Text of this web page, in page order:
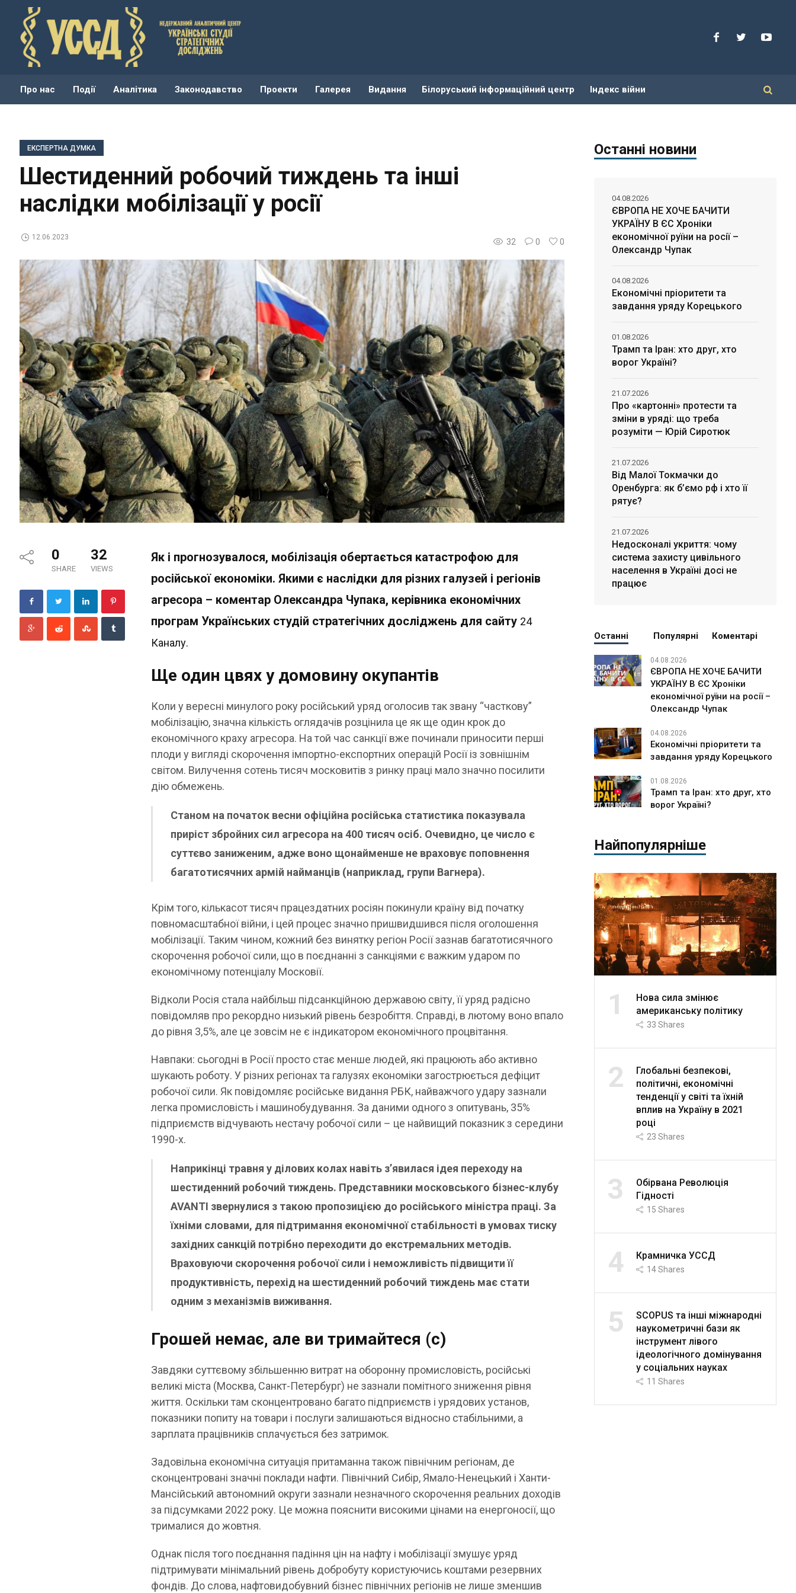
Про нас Події Аналітика Законодавство Проекти Галерея Видання Білоруський інформаційний центр Індекс війни
ЕКСПЕРТНА ДУМКА
Шестиденний робочий тиждень та інші
наслідки мобілізації у росії
32 0 0
12.06.2023
0
SHARE
32
VIEWS
Як і прогнозувалося, мобілізація обертається катастрофою для
російської економіки. Якими є наслідки для різних галузей і регіонів
агресора – коментар Олександра Чупака, керівника економічних
програм Українських студій стратегічних досліджень для сайту 24
Каналу.
Ще один цвях у домовину окупантів
Коли у вересні минулого року російський уряд оголосив так звану “часткову”
мобілізацію, значна кількість оглядачів розцінила це як ще один крок до
економічного краху агресора. На той час санкції вже починали приносити перші
плоди у вигляді скорочення імпортно-експортних операцій Росії із зовнішнім
світом. Вилучення сотень тисяч московитів з ринку праці мало значно посилити
дію обмежень.
Станом на початок весни офіційна російська статистика показувала
приріст збройних сил агресора на 400 тисяч осіб. Очевидно, це число є
суттєво заниженим, адже воно щонайменше не враховує поповнення
багатотисячних армій найманців (наприклад, групи Вагнера).
Крім того, кількасот тисяч працездатних росіян покинули країну від початку
повномасштабної війни, і цей процес значно пришвидшився після оголошення
мобілізації. Таким чином, кожний без винятку регіон Росії зазнав багатотисячного
скорочення робочої сили, що в поєднанні з санкціями є важким ударом по
економічному потенціалу Московії.
Відколи Росія стала найбільш підсанкційною державою світу, її уряд радісно
повідомляв про рекордно низький рівень безробіття. Справді, в лютому воно впало
до рівня 3,5%, але це зовсім не є індикатором економічного процвітання.
Навпаки: сьогодні в Росії просто стає менше людей, які працюють або активно
шукають роботу. У різних регіонах та галузях економіки загострюється дефіцит
робочої сили. Як повідомляє російське видання РБК, найважчого удару зазнали
легка промисловість і машинобудування. За даними одного з опитувань, 35%
підприємств відчувають нестачу робочої сили – це найвищий показник з середини
1990-х.
Наприкінці травня у ділових колах навіть з’явилася ідея переходу на
шестиденний робочий тиждень. Представники московського бізнес-клубу
AVANTI звернулися з такою пропозицією до російського міністра праці. За
їхніми словами, для підтримання економічної стабільності в умовах тиску
західних санкцій потрібно переходити до екстремальних методів.
Враховуючи скорочення робочої сили і неможливість підвищити її
продуктивність, перехід на шестиденний робочий тиждень має стати
одним з механізмів виживання.
Грошей немає, але ви тримайтеся (с)
Завдяки суттєвому збільшенню витрат на оборонну промисловість, російські
великі міста (Москва, Санкт-Петербург) не зазнали помітного зниження рівня
життя. Оскільки там сконцентровано багато підприємств і урядових установ,
показники попиту на товари і послуги залишаються відносно стабільними, а
зарплата працівників сплачується без затримок.
Задовільна економічна ситуація притаманна також північним регіонам, де
сконцентровані значні поклади нафти. Північний Сибір, Ямало-Ненецький і Ханти-
Мансійський автономний округи зазнали незначного скорочення реальних доходів
за підсумками 2022 року. Це можна пояснити високими цінами на енергоносії, що
трималися до жовтня.
Однак після того поєднання падіння цін на нафту і мобілізації змушує уряд
підтримувати мінімальний рівень добробуту користуючись коштами резервних
фондів. До слова, нафтовидобувний бізнес північних регіонів не лише зменшив
Останні новини
ЄВРОПА НЕ ХОЧЕ БАЧИТИ
УКРАЇНУ В ЄС Хроніки
економічної руїни на росії –
Олександр Чупак
04.08.2026
Економічні пріоритети та
завдання уряду Корецького
04.08.2026
Трамп та Іран: хто друг, хто
ворог Україні?
01.08.2026
Про «картонні» протести та
зміни в уряді: що треба
розуміти — Юрій Сиротюк
21.07.2026
Від Малої Токмачки до
Оренбурга: як б’ємо рф і хто її
рятує?
21.07.2026
Недосконалі укриття: чому
система захисту цивільного
населення в Україні досі не
працює
21.07.2026
Останні Популярні Коментарі
04.08.2026
ЄВРОПА НЕ ХОЧЕ БАЧИТИ
УКРАЇНУ В ЄС Хроніки
економічної руїни на росії –
Олександр Чупак
04.08.2026
Економічні пріоритети та
завдання уряду Корецького
01.08.2026
Трамп та Іран: хто друг, хто
ворог Україні?
Найпопулярніше
1
Нова сила змінює
американську політику
33 Shares
2
Глобальні безпекові,
політичні, економічні
тенденції у світі та їхній
вплив на Україну в 2021
році
23 Shares
3
Обірвана Революція
Гідності
15 Shares
4 Крамничка УССД
14Shares
5
SCOPUS та інші міжнародні
наукометричні бази як
інструмент лівого
ідеологічного домінування
у соціальних науках
11 Shares